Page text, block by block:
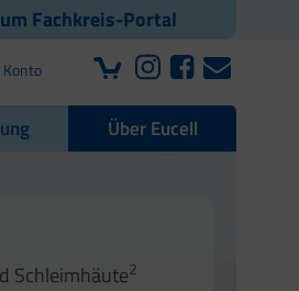
Fachkreis-Portal
Über Eucell
Schleimhäute2
3